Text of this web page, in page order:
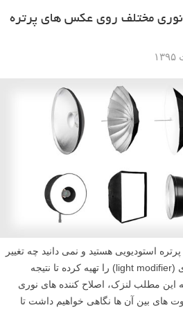
نوری مختلف روی عکس های پرتره
استودیویی هستید و نمی دانید چه تغییر
شکل دهنده یا اصلاح کننده نوری (light modifier) را تهیه کرده تا نتیجه
این مطلب لنزک، اصلاح کننده های نوری
های بین آن ها نگاهی خواهیم داشت تا